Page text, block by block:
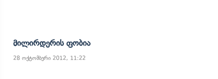
Მილირდერის Ფობია
28 ოქტომბერი 2012, 11:22